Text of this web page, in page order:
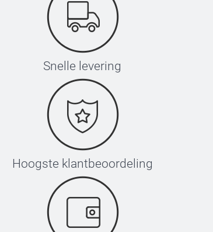
Snelle levering
Hoogste klantbeoordeling